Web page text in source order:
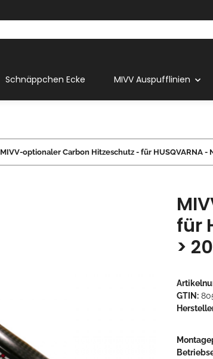
Schnäppchen Ecke MIVV Auspufflinien
MIVV-optionaler Carbon Hitzeschutz - für HUSQVARNA -
für
>
GTIN: